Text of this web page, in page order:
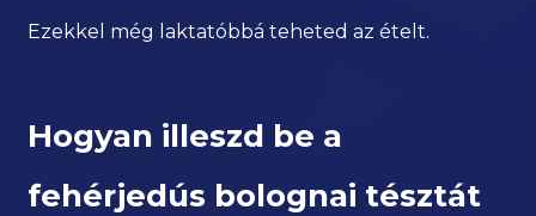
Ezekkel még laktatóbbá teheted az ételt.
Hogyan illeszd be a
fehérjedús bolognai tésztát